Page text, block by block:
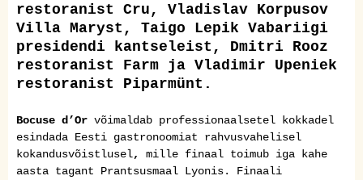
restoranist Cru, Vladislav Korpusov
Villa Maryst, Taigo Lepik Vabariigi
presidendi kantseleist, Dmitri Rooz
restoranist Farm ja Vladimir Upeniek
restoranist Piparmünt.
Bocuse d’Or võimaldab professionaalsetel kokkadel
esindada Eesti gastronoomiat rahvusvahelisel
kokandusvõistlusel, mille finaal toimub iga kahe
aasta tagant Prantsusmaal Lyonis. Finaali